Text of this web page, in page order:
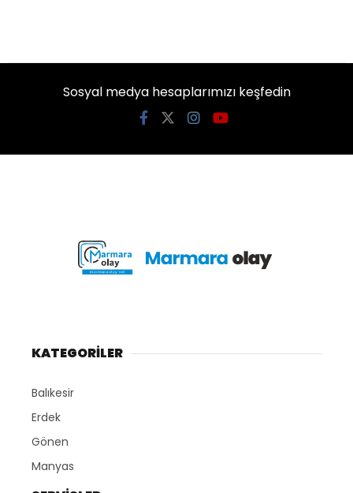
Sosyal medya hesaplarımızı keşfedin
KATEGORİLER
Balıkesir
Erdek
Gönen
Manyas